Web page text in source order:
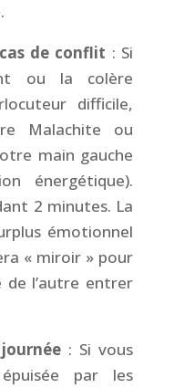
de conflit : Si
ou la colère
difficile,
Malachite ou
main gauche
énergétique).
2 minutes. La
émotionnel
« miroir » pour
de l’autre entrer
: Si vous
par les